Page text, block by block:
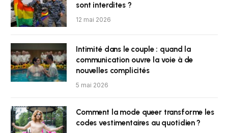
sont interdites ?
12 mai 2026
Intimité dans le couple : quand la
communication ouvre la voie à de
nouvelles complicités
5 mai 2026
Comment la mode queer transforme les
codes vestimentaires au quotidien ?